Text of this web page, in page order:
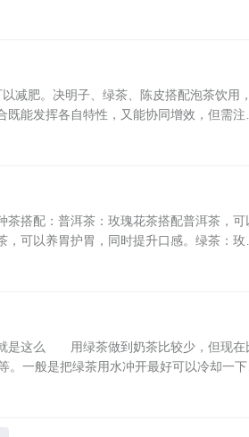
种中性茶，适合大多数人饮用。因茶叶较粗
肥。决明子、绿茶、陈皮搭配泡茶饮用，
能发挥各自特性，又能协同增效，但需注
决明素等成分，可清肝火、缓解眼疲劳；
搭配：普洱茶：玫瑰花茶搭配普洱茶，可
可以养胃护胃，同时提升口感。绿茶：玫
瑰花茶搭配乌龙茶，可以减肥美容，适合
是这么 用绿茶做到奶茶比较少，但现在
一般是把绿茶用水冲开最好可以冷却一下
可，也可用鲜奶替代奶精和炼奶，口感虽然